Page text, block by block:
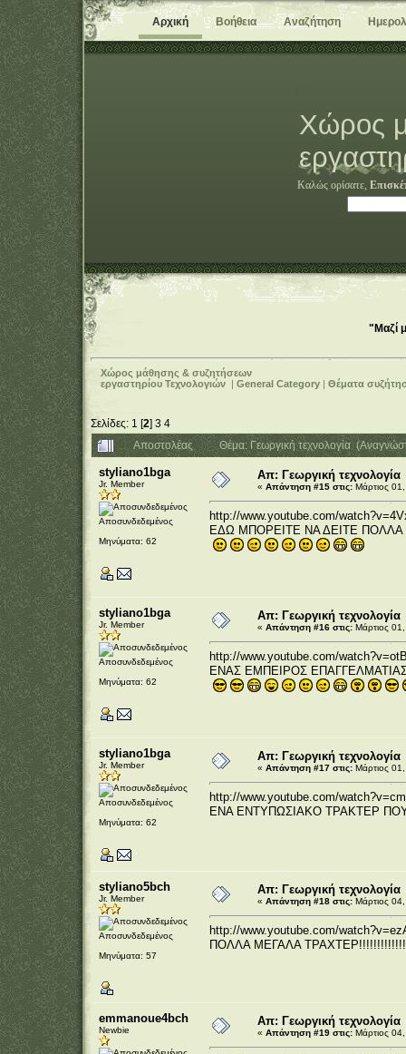
Αρχική Βοήθεια Αναζήτηση
Χώρος
Καλώς ορίσατε,
"Μαζί
Χώρος μάθησης & συζητήσεων
εργαστηρίου Τεχνολογιών |General Category |Θέματα
Σελίδες: 1 [2] 3 4
Αποστολέας
Θέμα: Γεωργική τεχνολογία
styliano1bga
Jr. Member
Αποσυνδεδεμένος
Μηνύματα: 62
Απ: Γεωργική τεχνολογία
« Απάντηση #15 στις:Μάρτιος
http://www.youtube.com/
ΕΔΩ ΜΠΟΡΕΙΤΕ ΝΑ ΔΕΙΤΕ ΠΟΛΛΑ
styliano1bga
Jr. Member
Αποσυνδεδεμένος
Μηνύματα: 62
Απ: Γεωργική τεχνολογία
« Απάντηση #16 στις:Μάρτιος
http://www.youtube.com/
ΕΝΑΣ ΕΜΠΕΙΡΟΣ
styliano1bga
Jr. Member
Αποσυνδεδεμένος
Μηνύματα: 62
Απ: Γεωργική τεχνολογία
« Απάντηση #17 στις:Μάρτιος
http://www.youtube.com/
ΕΝΑ ΕΝΤΥΠΩΣΙΑΚΟ ΤΡΑΚΤΕΡ
styliano5bch
Jr. Member
Αποσυνδεδεμένος
Μηνύματα: 57
Απ: Γεωργική τεχνολογία
« Απάντηση #18 στις:Μάρτιος
http://www.youtube.com/
ΠΟΛΛΑ ΜΕΓΑΛΑ
emmanoue4bch
Newbie
Απ: Γεωργική τεχνολογία
« Απάντηση #19 στις:Μάρτιος